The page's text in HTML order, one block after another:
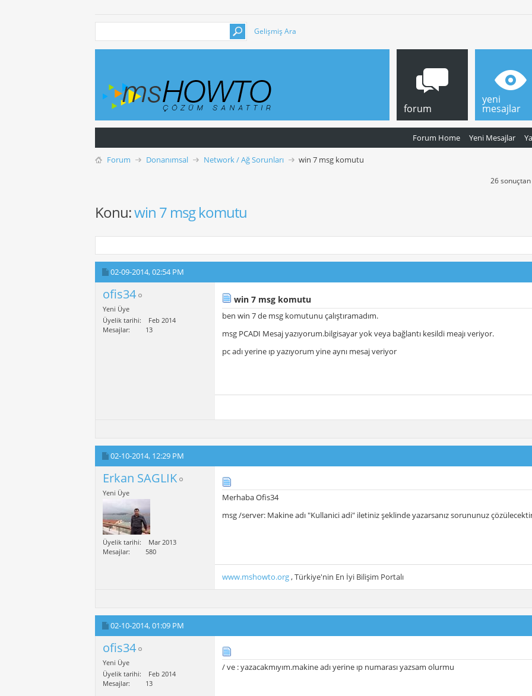
Gelişmiş Ara
forum
Forum Home Yeni Mesajlar
yeni
mesajlar
Forum Donanımsal Network / Ağ Sorunları win 7 msg komutu
26
Konu:win 7 msg komutu
02-09-2014,02:54 PM
ofis34
Yeni Üye
Üyelik tarihi
Feb 2014
Mesajlar
13
win 7 msg komutu
ben win 7 de msg komutunu çalıştıramadım.
msg PCADI Mesaj yazıyorum.bilgisayar yok veya bağlantı kesildi meajı veriyor.
pc adı yerine ıp yazıyorum yine aynı mesaj veriyor
02-10-2014, 12:29 PM
Erkan SAGLIK
Yeni Üye
Üyelik tarihi
Mar 2013
Mesajlar
580
Merhaba Ofis34
msg /server: Makine adı "Kullanici adi" iletiniz şeklinde yazarsanız sorununuz
www.mshowto.org, Türkiye'nin En İyi Bilişim Portalı
02-10-2014,01:09 PM
ofis34
Yeni Üye
Üyelik tarihi
Feb 2014
Mesajlar
13
/ ve : yazacakmıyım.makine adı yerine ıp numarası yazsam olurmu